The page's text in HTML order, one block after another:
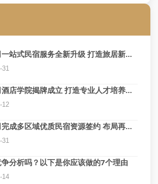
腾龙公司一站式民宿服务全新升级 打造旅居新体验
腾龙公司酒店学院揭牌成立 打造专业人才培养基地
12
腾龙公司完成多区域优质民宿资源签约 布局再扩围
分析吗？以下是你应该做的7个理由
14